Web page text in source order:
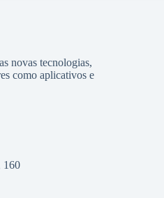
novas tecnologias,
como aplicativos e
160